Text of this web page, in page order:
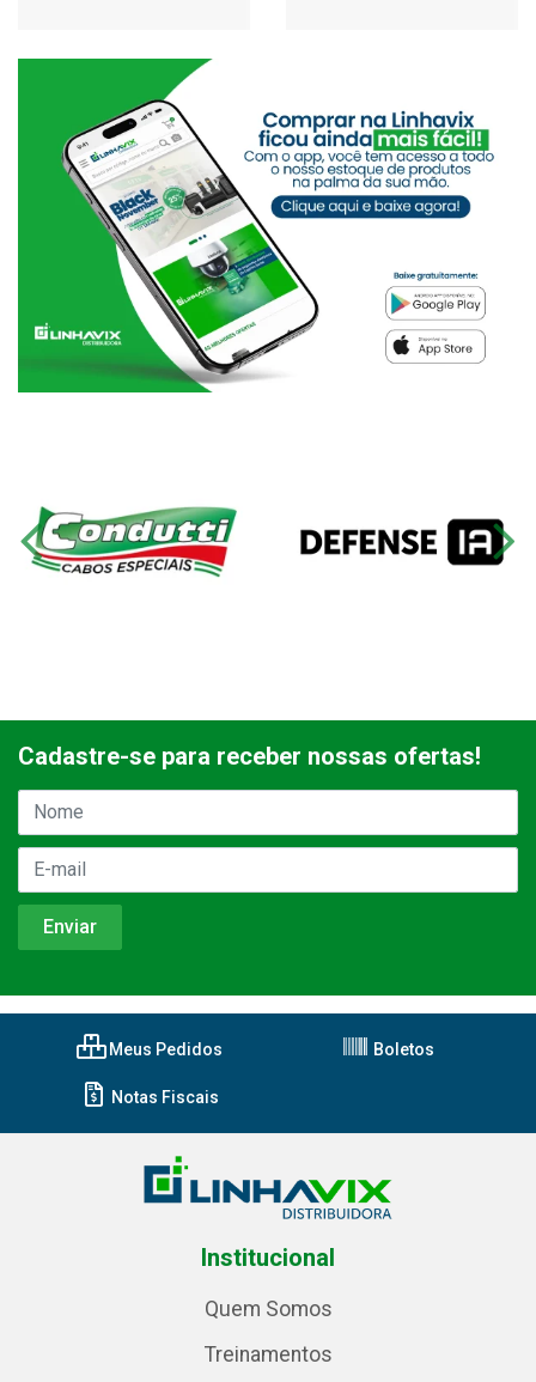
Cadastre-se para receber nossas ofertas!
Meus Pedidos Boletos
Notas Fiscais
Institucional
Quem Somos
Treinamentos